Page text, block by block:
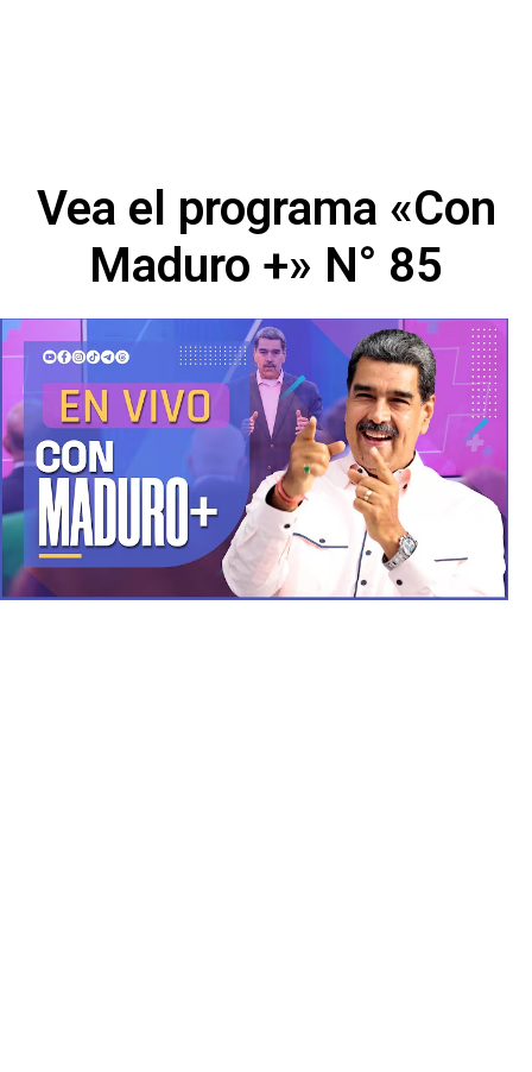
Vea el programa «Con
Maduro +» N° 85